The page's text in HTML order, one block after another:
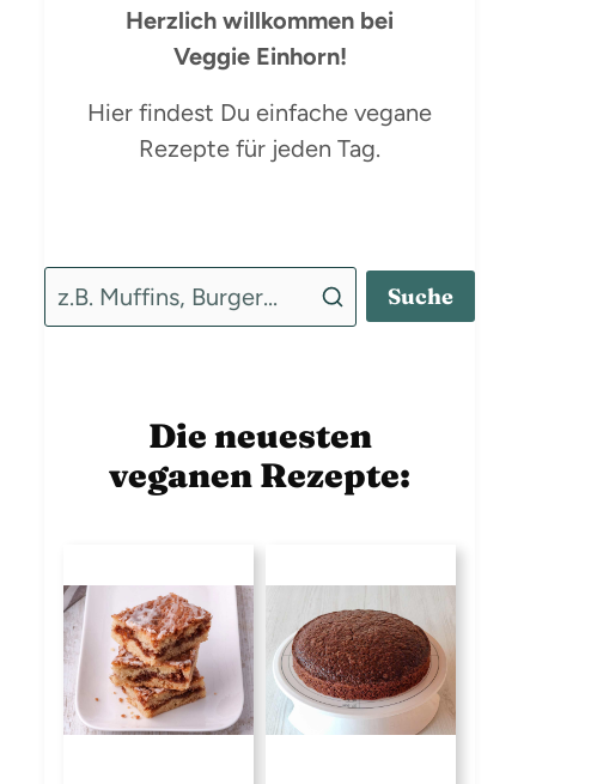
Herzlich willkommen bei
Veggie Einhorn!
Hier findest Du einfache vegane
Rezepte für jeden Tag.
Suche
Die neuesten
veganen Rezepte: